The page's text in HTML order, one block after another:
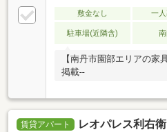
敷金なし 一
駐車場(近隣含)
【南丹市園部エリアの家
掲載--
賃貸アパート レオパレス利右